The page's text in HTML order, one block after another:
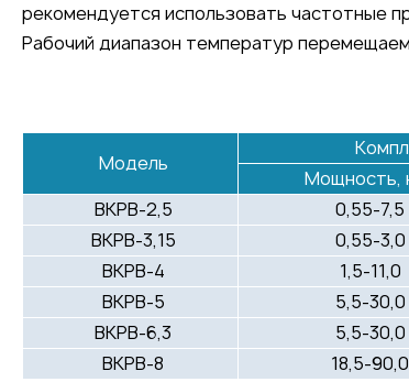
рекомендуется использовать частотные
Рабочий диапазон температур
Модель
Мощность,
ВКРВ-2,5
0,55-7,5
ВКРВ-3,15
0,55-3,0
ВКРВ-4
1,5-11,0
ВКРВ-5
5,5-30,0
ВКРВ-6,3
5,5-30,0
ВКРВ-8
18,5-90,0